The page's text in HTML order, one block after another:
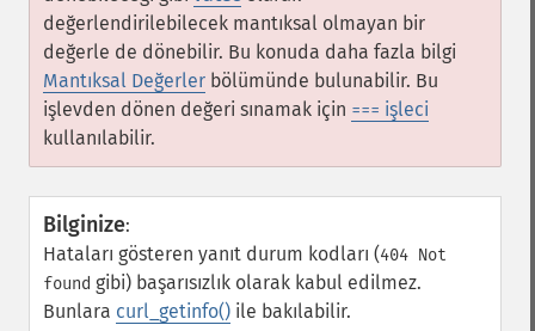
değerlendirilebilecek mantıksal olmayan bir
değerle de dönebilir. Bu konuda daha fazla bilgi
Mantıksal Değerler bölümünde bulunabilir. Bu
işlevden dönen değeri sınamak için === işleci
kullanılabilir.
Bilginize:
Hataları gösteren yanıt durum kodları (404 Not
found gibi) başarısızlık olarak kabul edilmez.
Bunlara curl_getinfo() ile bakılabilir.